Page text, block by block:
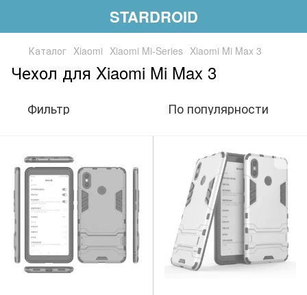
STARDROID
Каталог Xiaomi Xiaomi Mi-Series Xiaomi Mi Max 3
Чехол для Xiaomi Mi Max 3
Фильтр По популярности